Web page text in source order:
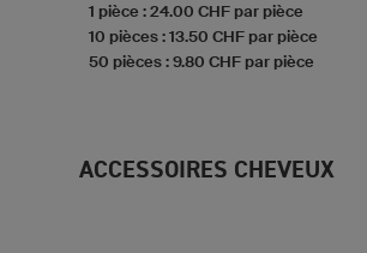
1 pièce : 24.00 CHF par pièce
10 pièces : 13.50 CHF par pièce
50 pièces : 9.80 CHF par pièce
ACCESSOIRES CHEVEUX